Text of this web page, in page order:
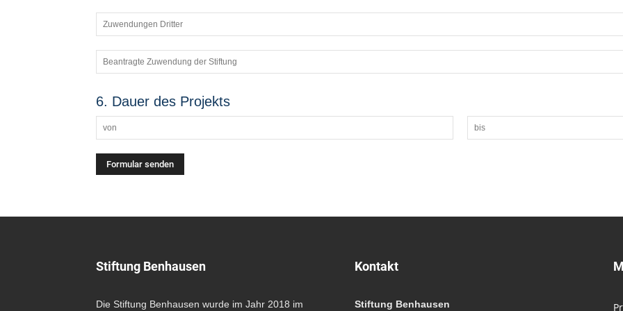
6. Dauer des Projekts
Stiftung Benhausen
Die Stiftung Benhausen wurde im Jahr 2018 im
Kontakt
Stiftung Benhausen